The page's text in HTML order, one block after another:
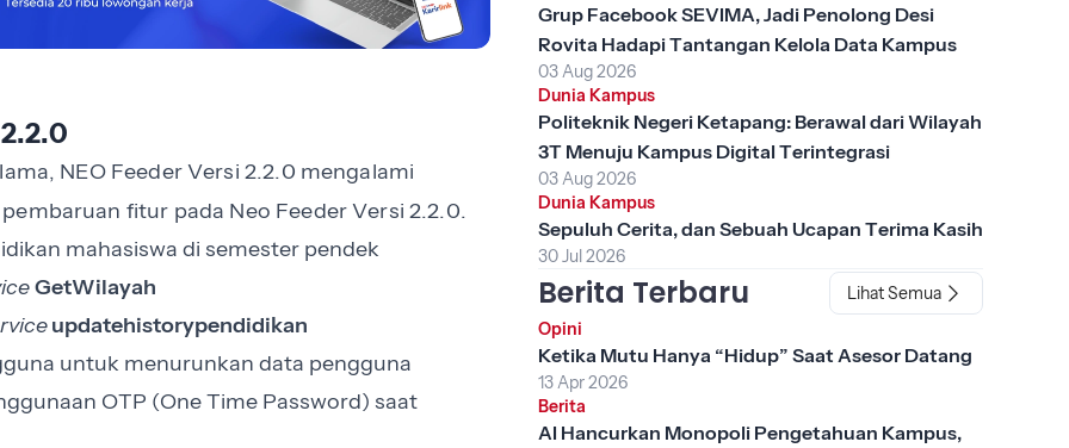
NEO Feeder Versi 2.2.0 mengalami
fitur pada Neo Feeder Versi 2.2.0.
mahasiswa di semester pendek
GetWilayah
updatehistorypendidikan
untuk menurunkan data pengguna
OTP (One Time Password) saat
Grup Facebook SEVIMA, Jadi Penolong Desi
Rovita Hadapi Tantangan Kelola Data Kampus
03 Aug 2026
Dunia Kampus
Politeknik Negeri Ketapang: Berawal dari Wilayah
3T Menuju Kampus Digital Terintegrasi
03 Aug 2026
Dunia Kampus
Sepuluh Cerita, dan Sebuah Ucapan Terima Kasih
30 Jul 2026
Berita Terbaru
Lihat Semua
Opini
Ketika Mutu Hanya “Hidup” Saat Asesor Datang
13 Apr 2026
Berita
AI Hancurkan Monopoli Pengetahuan Kampus,